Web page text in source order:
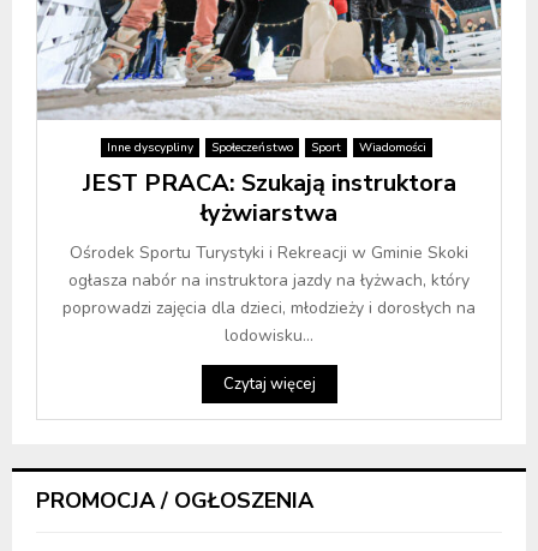
Inne dyscypliny Społeczeństwo Sport Wiadomości
JEST PRACA: Szukają instruktora
łyżwiarstwa
Ośrodek Sportu Turystyki i Rekreacji w Gminie Skoki
ogłasza nabór na instruktora jazdy na łyżwach, który
poprowadzi zajęcia dla dzieci, młodzieży i dorosłych na
lodowisku...
Czytaj więcej
PROMOCJA / OGŁOSZENIA